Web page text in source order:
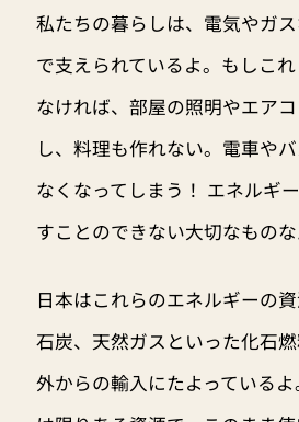
私たちの暮らしは、電気やガ
で支えられているよ。もしこ
なければ、部屋の照明やエア
し、料理も作れない。電車や
なくなってしまう！ エネルギ
すことのできない大切なものな
日本はこれらのエネルギーの
石炭、天然ガスといった化石
外からの輸入にたよっている